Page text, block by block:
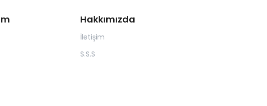
Hakkımızda
İletişim
S.S.S